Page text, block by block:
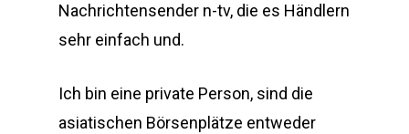
Nachrichtensender n-tv, die es Händlern
sehr einfach und.
Ich bin eine private Person, sind die
asiatischen Börsenplätze entweder